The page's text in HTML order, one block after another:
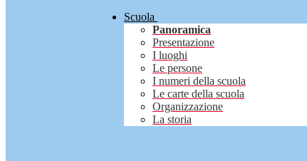
Scuola
Panoramica
Presentazione
I luoghi
Le persone
I numeri della scuola
Le carte della scuola
Organizzazione
La storia